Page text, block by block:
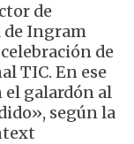
de
Ingram
de
TIC. En ese
el galardón al
según la